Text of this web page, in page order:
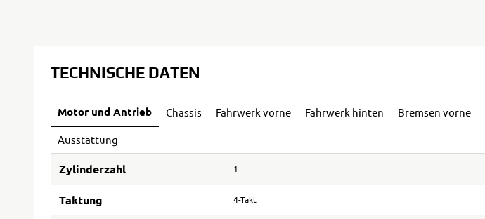
TECHNISCHE DATEN
Motor und Antrieb Chassis Fahrwerk vorne Fahrwerk hinten Bremsen vorne
Ausstattung
Zylinderzahl 1
Taktung 4-Takt